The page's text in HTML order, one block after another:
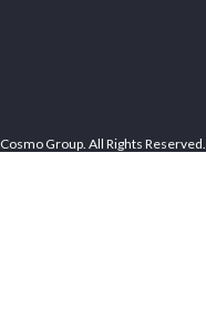
Cosmo Group. All Rights Reserved.